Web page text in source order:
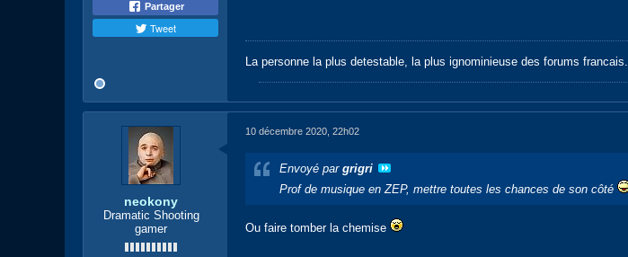
Partager
Tweet
La personne la plus detestable, la plus ignominieuse des forums francais.
neokony
Dramatic Shooting
gamer
10 décembre 2020, 22h02
Envoyé par grigri
Prof de musique en ZEP, mettre toutes les chances de son côté
Ou faire tomber la chemise